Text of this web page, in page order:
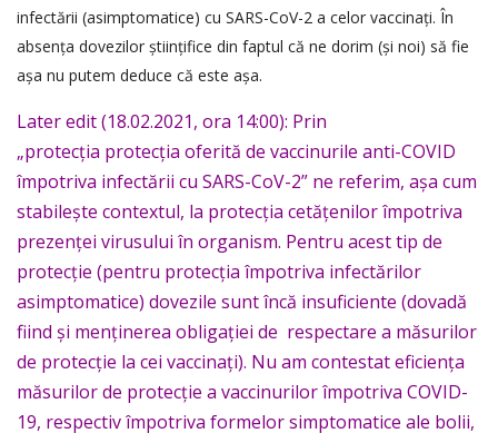
infectării (asimptomatice) cu SARS-CoV-2 a celor vaccinați. În
absența dovezilor științifice din faptul că ne dorim (și noi) să fie
așa nu putem deduce că este așa.
Later edit (18.02.2021, ora 14:00): Prin
„protecția protecția oferită de vaccinurile anti-COVID
împotriva infectării cu SARS-CoV-2” ne referim, așa cum
stabilește contextul, la protecția cetățenilor împotriva
prezenței virusului în organism. Pentru acest tip de
protecție (pentru protecția împotriva infectărilor
asimptomatice) dovezile sunt încă insuficiente (dovadă
fiind și menținerea obligației de respectare a măsurilor
de protecție la cei vaccinați). Nu am contestat eficiența
măsurilor de protecție a vaccinurilor împotriva COVID-
19, respectiv împotriva formelor simptomatice ale bolii,